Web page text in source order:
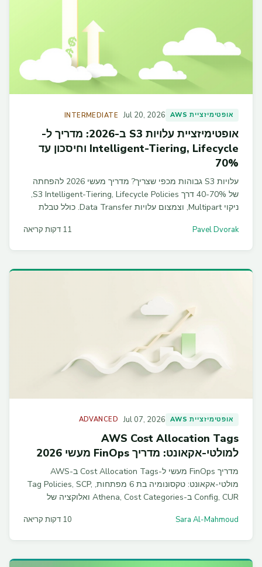
אופטימיזציית AWS Jul 20, 2026
INTERMEDIATE
אופטימיזציית עלויות S3 ב-2026: מדריך ל-
Intelligent-Tiering, Lifecycle וחיסכון עד
70%
עלויות S3 גבוהות מכפי שצריך? מדריך מעשי 2026 להפחתה
של 40-70% דרך S3 Intelligent-Tiering, Lifecycle Policies,
ניקוי Multipart, וצמצום עלויות Data Transfer. כולל טבלת
Pavel Dvorak 11 דקות קריאה
אופטימיזציית AWS Jul 07, 2026
ADVANCED
AWS Cost Allocation Tags
למולטי-אקאונט: מדריך FinOps מעשי 2026
מדריך FinOps מעשי ל-Cost Allocation Tags ב-AWS
מולטי-אקאונט: טקסונומיה בת 6 מפתחות, Tag Policies, SCP,
Config, CUR ב-Athena, Cost Categories ואלוקציה של
Sara Al-Mahmoud 10 דקות קריאה